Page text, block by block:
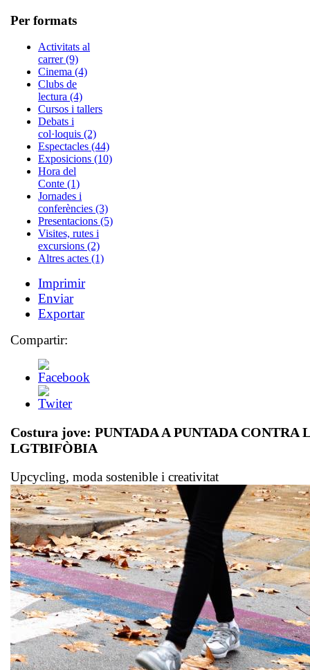
Per formats
Activitats al
carrer (9)
Cinema (4)
Clubs de
lectura (4)
Cursos i tallers
Debats i
col·loquis (2)
Espectacles (44)
Exposicions (10)
Hora del
Conte (1)
Jornades i
conferències (3)
Presentacions (5)
Visites, rutes i
excursions (2)
Altres actes (1)
Imprimir
Enviar
Exportar
Compartir:
Costura jove: PUNTADA A PUNTADA CONTRA
LGTBIFÒBIA
Upcycling, moda sostenible i creativitat